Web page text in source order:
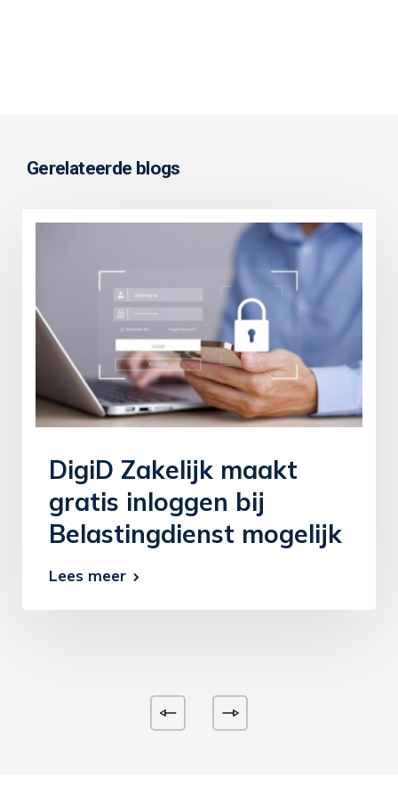
Gerelateerde blogs
DigiD Zakelijk maakt
gratis inloggen bij
Belastingdienst mogelijk
Lees meer